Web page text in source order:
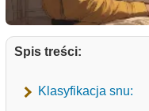
Spis treści:
Klasyfikacja snu: